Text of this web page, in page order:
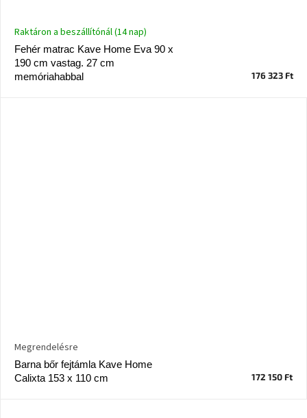
Fehér matrac Kave Home Eva 90 x
190 cm vastag. 27 cm
memóriahabbal
Raktáron a beszállítónál (14 nap)
176 323 Ft
Barna bőr fejtámla Kave Home
Calixta 153 x 110 cm
Megrendelésre
172 150 Ft